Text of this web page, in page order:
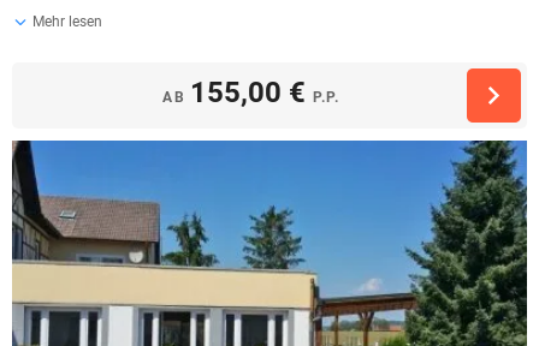
Mehr lesen
AB 155,00 € P.P.